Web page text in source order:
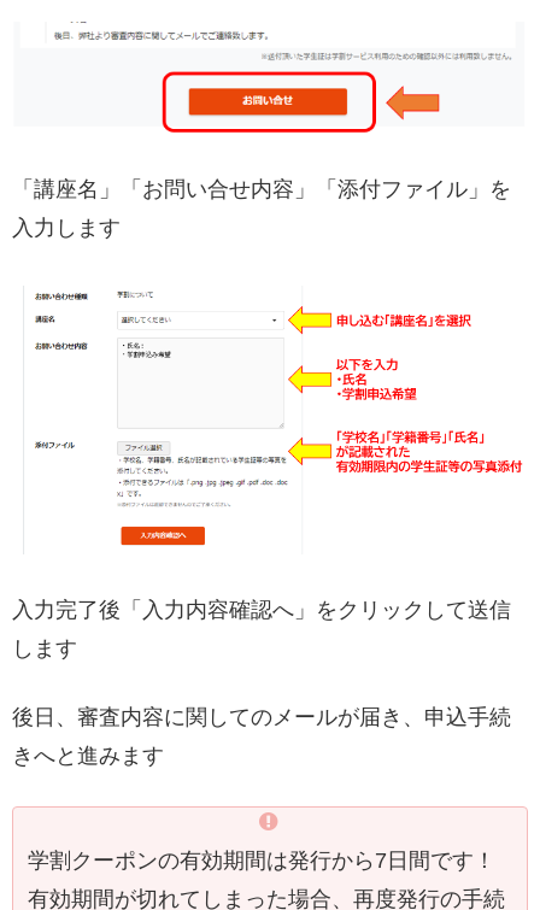
「講座名」「お問い合せ内容」「添付ファイル」を
入力します
入力完了後「入力内容確認へ」をクリックして送信
します
後日、審査内容に関してのメールが届き、申込手続
きへと進みます
学割クーポンの有効期間は発行から7日間です！
有効期間が切れてしまった場合、再度発行の手続